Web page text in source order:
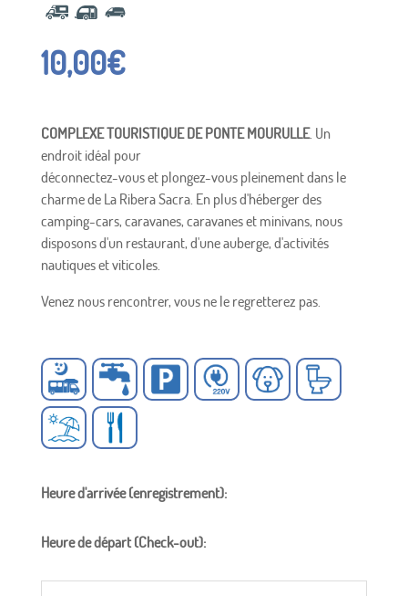
10,00€
COMPLEXE TOURISTIQUE DE PONTE MOURULLE. Un
endroit idéal pour
déconnectez-vous et plongez-vous pleinement dans le
charme de La Ribera Sacra. En plus d'héberger des
camping-cars, caravanes, caravanes et minivans, nous
disposons d'un restaurant, d'une auberge, d'activités
nautiques et viticoles.
Venez nous rencontrer, vous ne le regretterez pas.
Heure d'arrivée (enregistrement):
Heure de départ (Check-out):